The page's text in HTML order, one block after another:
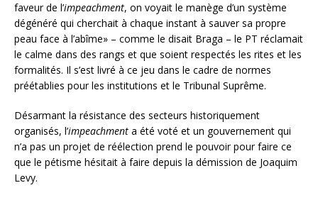
faveur de l’impeachment, on voyait le manège d’un système
dégénéré qui cherchait à chaque instant à sauver sa propre
peau face à l’abîme» – comme le disait Braga – le PT réclamait
le calme dans des rangs et que soient respectés les rites et les
formalités. Il s’est livré à ce jeu dans le cadre de normes
préétablies pour les institutions et le Tribunal Suprême.
Désarmant la résistance des secteurs historiquement
organisés, l’impeachment a été voté et un gouvernement qui
n’a pas un projet de réélection prend le pouvoir pour faire ce
que le pétisme hésitait à faire depuis la démission de Joaquim
Levy.